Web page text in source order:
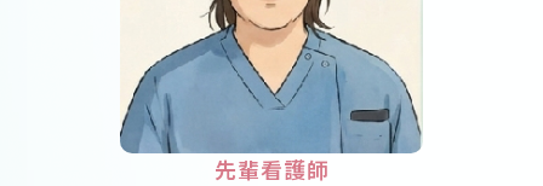
先輩看護師